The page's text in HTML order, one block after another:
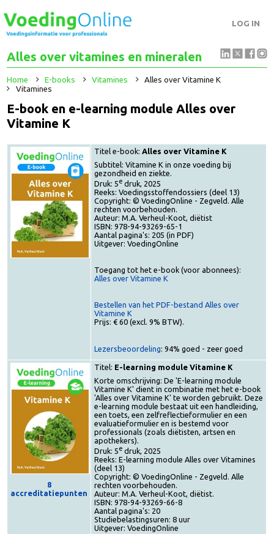
LOG IN
Alles over vitamines en mineralen
Home E-books Vitamines
Alles over Vitamine K
Vitamines
E-book en e-learning module Alles over
Vitamine K
Titel e-book: Alles over Vitamine K
Subtitel: Vitamine K in onze voeding bij
gezondheid en ziekte.
Druk: 5edruk, 2025
Reeks: Voedingsstoffendossiers (deel 13)
Copyright: © VoedingOnline - Zegveld. Alle
rechten voorbehouden.
Auteur: M.A. Verheul-Koot, diëtist
ISBN: 978-94-93269-65-1
Aantal pagina's: 205 (in PDF)
Toegang tot het e-book (voor abonnees):
Bestellen van het PDF-bestand Alles over
Lezersbeoordeling: 94% goed - zeer goed
Titel:E-learning module Vitamine K
Korte omschrijving: De 'E-learning module
Vitamine K' dient in combinatie met het e-book
'Alles over Vitamine K' te worden gebruikt.
e-learning module bestaat uit een handleiding,
een toets, een zelfreflectieformulier en een
evaluatieformulier en is bestemd voor
professionals (zoals diëtisten, artsen en
apothekers).
Druk: 5 druk, 2025
Reeks: E-learning module Alles over Vitamines
(deel 13)
Copyright: © VoedingOnline - Zegveld. Alle
rechten voorbehouden.
Auteur: M.A. Verheul-Koot, diëtist.
ISBN: 978-94-93269-66-8